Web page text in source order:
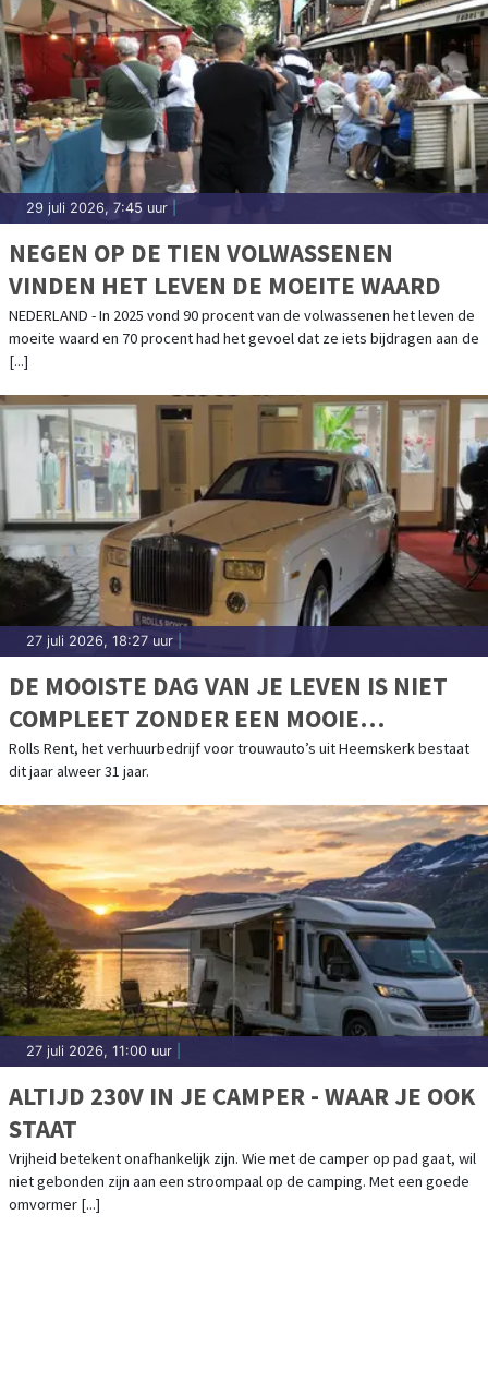
29 juli 2026, 7:45 uur
NEGEN OP DE TIEN VOLWASSENEN
VINDEN HET LEVEN DE MOEITE WAARD
NEDERLAND - In 2025 vond 90 procent van de volwassenen het leven de
moeite waard en 70 procent had het gevoel dat ze iets bijdragen aan de
[...]
27 juli 2026, 18:27 uur
DE MOOISTE DAG VAN JE LEVEN IS NIET
COMPLEET ZONDER EEN MOOIE
TROUWAUTO
Rolls Rent, het verhuurbedrijf voor trouwauto’s uit Heemskerk bestaat
dit jaar alweer 31 jaar.
27 juli 2026, 11:00 uur
ALTIJD 230V IN JE CAMPER - WAAR JE OOK
STAAT
Vrijheid betekent onafhankelijk zijn. Wie met de camper op pad gaat, wil
niet gebonden zijn aan een stroompaal op de camping. Met een goede
omvormer [...]